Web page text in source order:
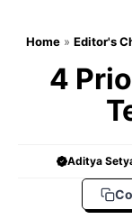
Home » Editor's
4
Aditya